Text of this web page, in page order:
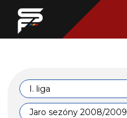
I. liga
Jaro sezóny 2008/2009